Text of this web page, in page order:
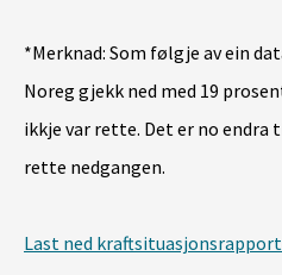
*Merknad: Som følgje av ein
Noreg gjekk ned med 19
ikkje var rette. Det er no endra
rette nedgangen.
Last ned